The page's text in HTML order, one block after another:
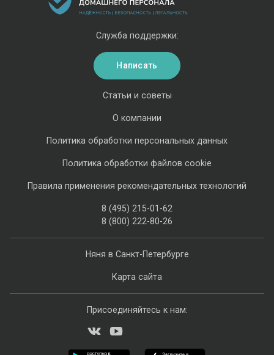
Няня в Санкт-Петербурге
Карта сайта
Статьи и советы
О компании
Политика обработки персональных данных
Политика обработки файлов cookie
Правила применения рекомендательных технологий
8 (495) 215-01-62
8 (800) 222-80-26
Служба поддержки:
Написать
Присоединяйтесь к нам: